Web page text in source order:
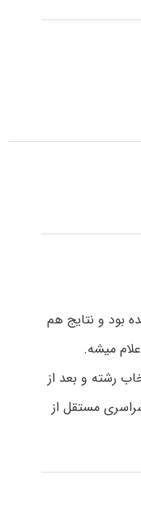
بود و نتایج هم
میشه.
رشته و بعد از
مستقل از